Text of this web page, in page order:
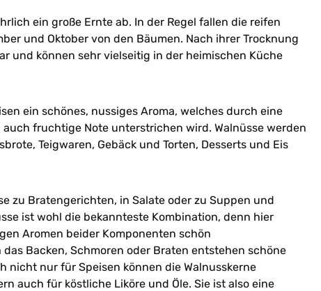
ein große Ernte ab. In der Regel fallen die reifen
und Oktober von den Bäumen. Nach ihrer Trocknung
und können sehr vielseitig in der heimischen Küche
ein schönes, nussiges Aroma, welches durch eine
fruchtige Note unterstrichen wird. Walnüsse werden
Teigwaren, Gebäck und Torten, Desserts und Eis
zu Bratengerichten, in Salate oder zu Suppen und
ist wohl die bekannteste Kombination, denn hier
Aromen beider Komponenten schön
Backen, Schmoren oder Braten entstehen schöne
nicht nur für Speisen können die Walnusskerne
auch für köstliche Liköre und Öle. Sie ist also eine